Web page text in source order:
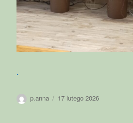
.
Autor
p.anna
Data
17 lutego 2026